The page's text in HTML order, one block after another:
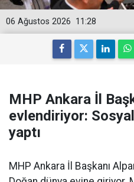
11:28
06 Ağustos 2026
MHP Ankara İl
evlendiriyor:
yaptı
MHP Ankara İl Başkanı